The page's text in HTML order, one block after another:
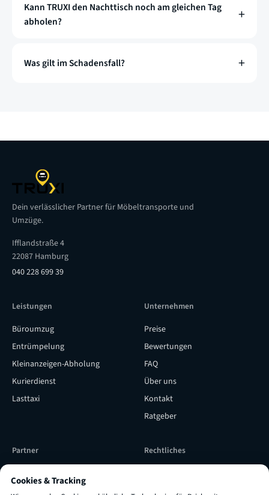
Kann TRUXI den Nachttisch noch am gleichen Tag
abholen?
Was gilt im Schadensfall?
Dein verlässlicher Partner für Möbeltransporte und
Umzüge.
Ifflandstraße 4
22087 Hamburg
040 228 699 39
Leistungen
Büroumzug
Entrümpelung
Kleinanzeigen-Abholung
Kurierdienst
Lasttaxi
Unternehmen
Preise
Bewertungen
FAQ
Über uns
Kontakt
Ratgeber
Partner
Subunternehmer Login
Rechtliches
Impressum
Cookies & Tracking